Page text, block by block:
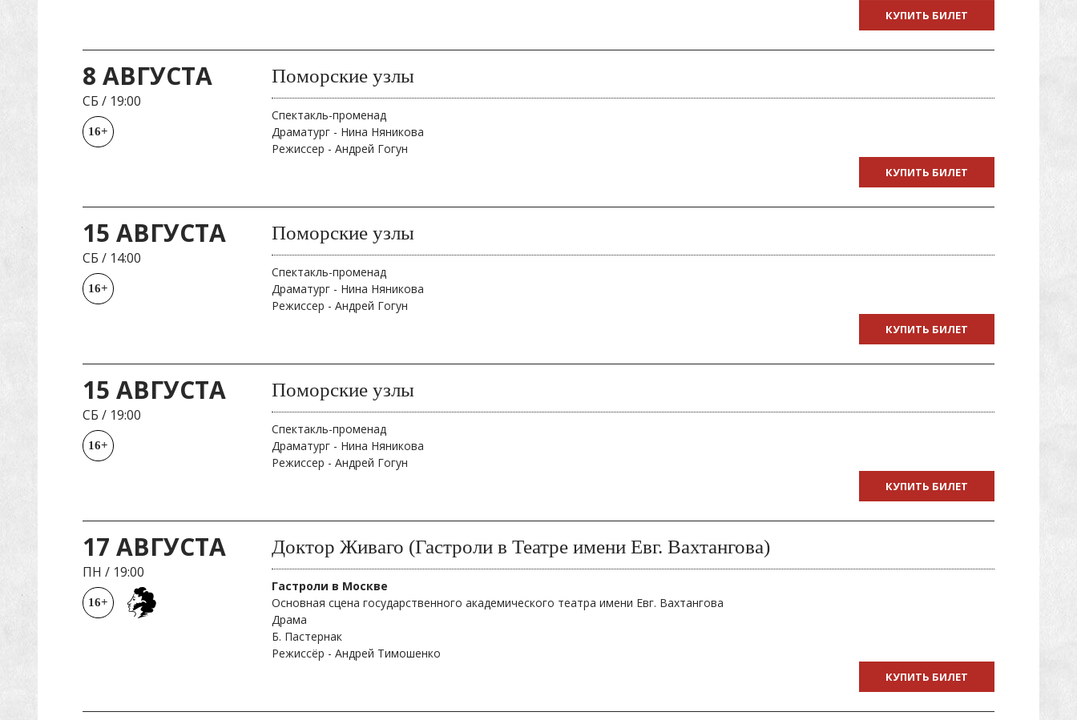
КУПИТЬ БИЛЕТ
8 АВГУСТА
СБ / 19:00
16+
Поморские узлы
Спектакль-променад
Драматург - Нина Няникова
Режиссер - Андрей Гогун
КУПИТЬ БИЛЕТ
15 АВГУСТА
СБ / 14:00
16+
Поморские узлы
Спектакль-променад
Драматург - Нина Няникова
Режиссер - Андрей Гогун
КУПИТЬ БИЛЕТ
15 АВГУСТА
СБ / 19:00
16+
Поморские узлы
Спектакль-променад
Драматург - Нина Няникова
Режиссер - Андрей Гогун
КУПИТЬ БИЛЕТ
17 АВГУСТА
ПН / 19:00
16+
Доктор Живаго (Гастроли в Театре имени Евг. Вахтангова)
Гастроли в Москве
Основная сцена государственного академического театра имени Евг. Вахтангова
Драма
Б. Пастернак
Режиссёр - Андрей Тимошенко
КУПИТЬ БИЛЕТ